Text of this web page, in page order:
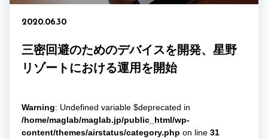
2020.06.30
三密回避のためのデバイスを開発、星野
リゾートにおける運用を開始
Warning: Undefined variable $deprecated in
/home/maglab/maglab.jp/public_html/wp-
content/themes/airstatus/category.php on line 31